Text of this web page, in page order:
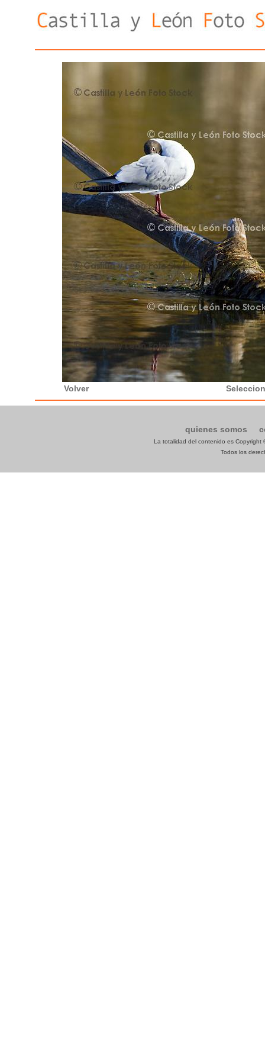
Volver
quienes somos
La totalidad del contenido es
Todos los